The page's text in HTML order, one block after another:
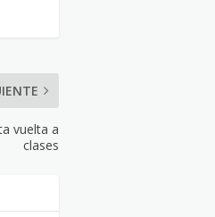
vuelta a
clases